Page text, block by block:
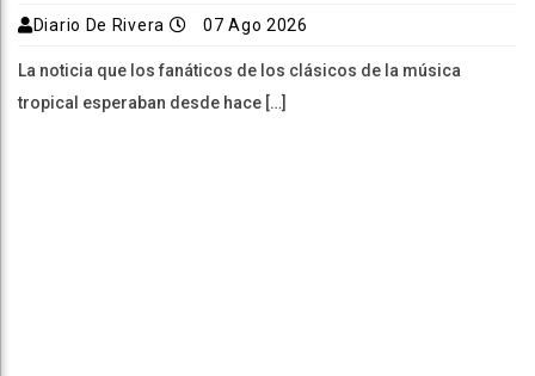
Diario De Rivera 07 Ago 2026
La noticia que los fanáticos de los clásicos de la música
tropical esperaban desde hace […]